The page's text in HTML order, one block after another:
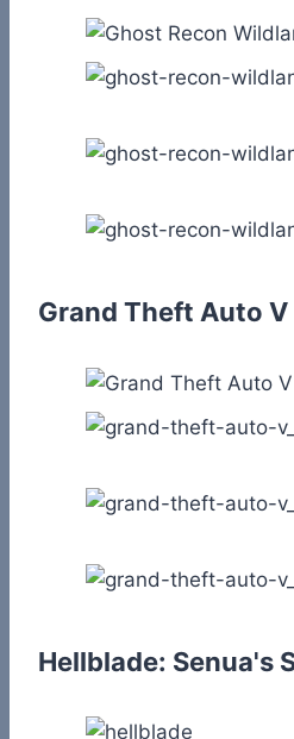
Grand Theft Auto V
Hellblade: Senua's